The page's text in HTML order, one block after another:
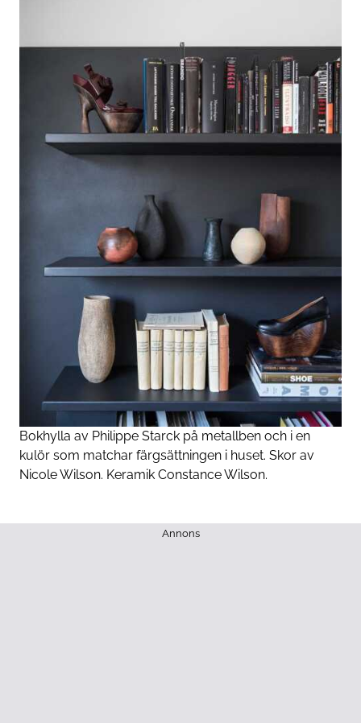
Bokhylla av Philippe Starck på metallben och i en
kulör som matchar färgsättningen i huset. Skor av
Nicole Wilson. Keramik Constance Wilson.
Annons